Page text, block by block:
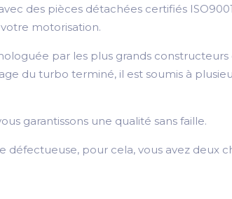
des pièces détachées certifiés
motorisation.
par les plus grands constructeurs
du turbo terminé, il est soumis à
garantissons une qualité sans faille.
pour cela, vous avez deux